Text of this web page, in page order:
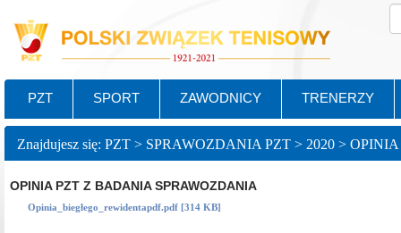
PZT SPORT ZAWODNICY TRENERZY
OPINIA PZT Z BADANIA SPRAWOZDANIA
Opinia_biegłego_rewidentapdf.pdf [314 KB]